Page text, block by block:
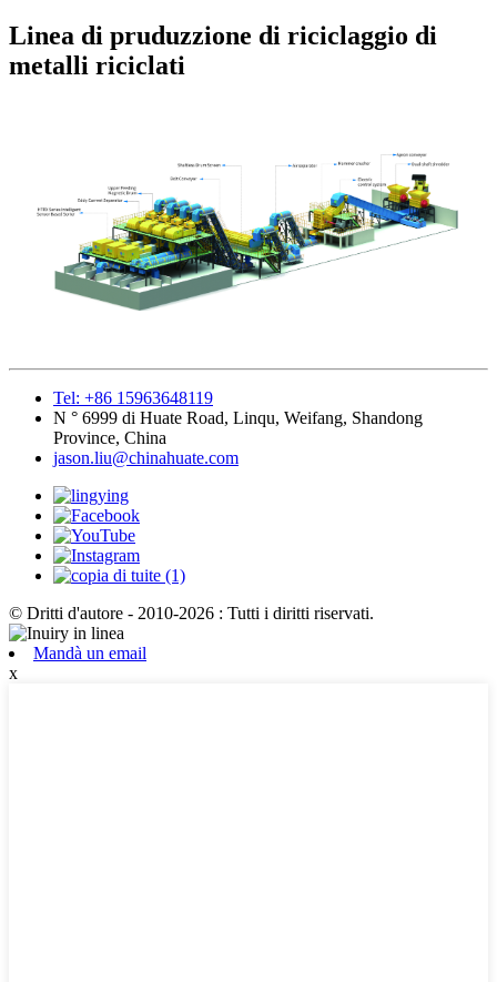
Linea di pruduzzione di riciclaggio di
metalli riciclati
Tel: +86 15963648119
N ° 6999 di Huate Road, Linqu, Weifang, Shandong
Province, China
jason.liu@chinahuate.com
© Dritti d'autore - 2010-2026 : Tutti i diritti riservati.
Mandà un email
x